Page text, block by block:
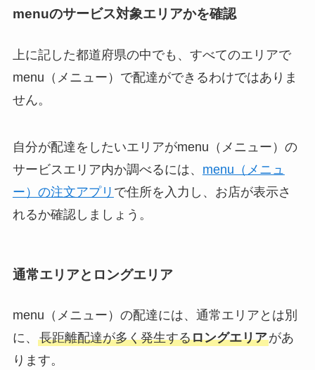
menuのサービス対象エリアかを確認
上に記した都道府県の中でも、すべてのエリアで
menu（メニュー）で配達ができるわけではありま
せん。
自分が配達をしたいエリアがmenu（メニュー）の
サービスエリア内か調べるには、 menu（メニュ
ー）の注文アプリ で住所を入力し、お店が表示さ
れるか確認しましょう。
通常エリアとロングエリア
menu（メニュー）の配達には、通常エリアとは別
に、 長距離配達が多く発生するロングエリアがあ
ります。